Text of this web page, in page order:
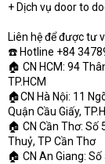
+ Dịch vụ door to
Liên hệ để được tư
☎️ Hotline +84
🏠 CN HCM: 94
TP.HCM
🏠CN Hà Nội: 11
Quận Cầu Giấy,
🏠 CN Cần Thơ: Số
Thuỷ, TP Cần Thơ
🏠 CN An Giang: